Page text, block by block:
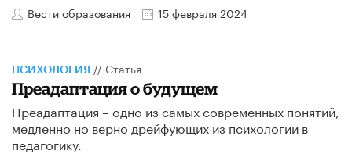
Вести образования 15 февраля 2024
ПСИХОЛОГИЯ // Статья
Преадаптация о будущем
Преадаптация – одно из самых современных понятий,
медленно но верно дрейфующих из психологии в
педагогику.